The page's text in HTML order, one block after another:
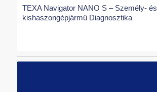
TEXA Navigator NANO S – Személy- és
kishaszongépjármű Diagnosztika